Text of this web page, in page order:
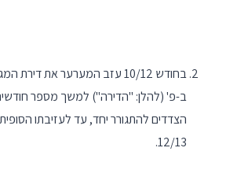
בחודש 10/12 עזב המערער את
ב-פ' (להלן: "הדירה") למשך מספר
הצדדים להתגורר יחד, עד לעזיבתו
12/13.